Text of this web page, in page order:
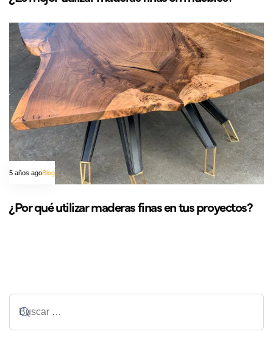
5 años agoBlog
¿Por qué utilizar maderas finas en tus proyectos?